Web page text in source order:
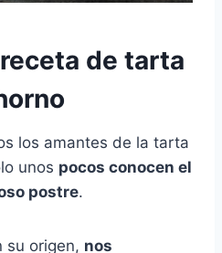
de tarta
los amantes de la tarta
unos pocos conocen el
postre.
su origen, nos